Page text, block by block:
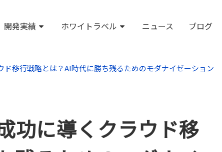
開発実績 ホワイトラベル ニュース ブログ
ド移行戦略とは？AI時代に勝ち残るためのモダナイゼーション
功に導くクラウド移